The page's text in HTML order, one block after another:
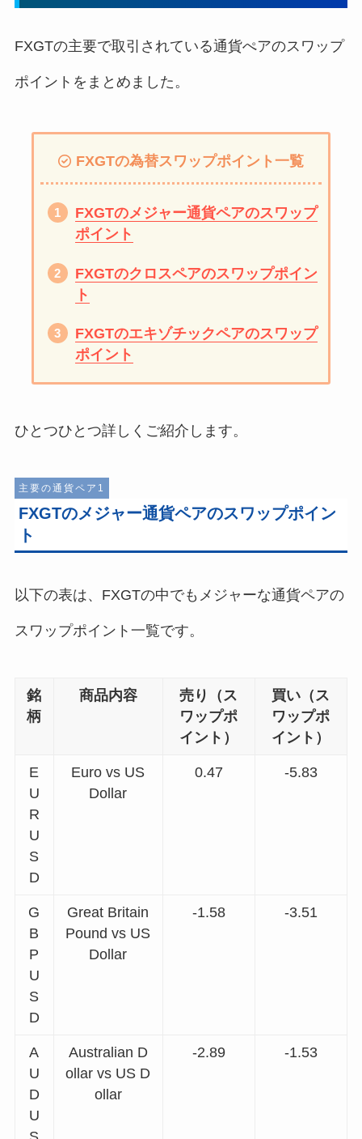
FXGTの主要で取引されている通貨ぺアのスワップ
ポイントをまとめました。
FXGTの為替スワップポイント一覧
FXGTのメジャー通貨ペアのスワップ
ポイント
FXGTのクロスペアのスワップポイン
ト
FXGTのエキゾチックペアのスワップ
ポイント
ひとつひとつ詳しくご紹介します。
主要の通貨ペア1
FXGTのメジャー通貨ペアのスワップポイン
ト
以下の表は、FXGTの中でもメジャーな通貨ペアの
スワップポイント一覧です。
銘
柄
商品内容
売り（ス
ワップポ
イント）
買い（ス
ワップポ
イント）
E
U
R
U
S
D
Euro vs US
Dollar
0.47 -5.83
G
B
P
U
S
D
Great Britain
Pound vs US
Dollar
-1.58 -3.51
A
U
D
U
Australian D
ollar vs US D
ollar
-2.89 -1.53